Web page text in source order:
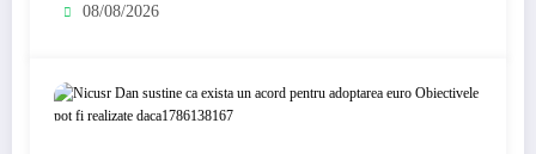
08/08/2026